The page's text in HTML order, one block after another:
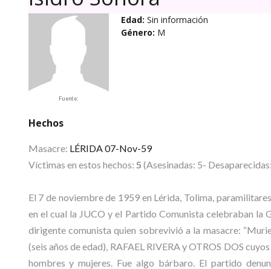
Fuente:
Edad: Sin información
Género: M
Hechos
Masacre: LÉRIDA 07-Nov-59
Víctimas en estos hechos: 5 (Asesinadas: 5-
El 7 de noviembre de 1959 en Lérida, Tolima,
en el cual la JUCO y el Partido Comunista celebraban la
dirigente comunista quien sobrevivió a la masacre:
(seis años de edad), RAFAEL RIVERA y OTROS DOS
hombres y mujeres. Fue algo bárbaro. El partido